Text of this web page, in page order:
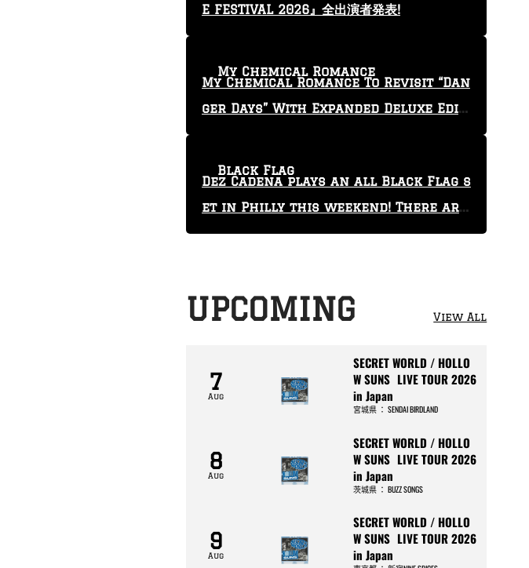
E FESTIVAL 2026』全出演者発表!
My Chemical Romance To Revisit “Dan
ger Days” With Expanded Deluxe Editi
My Chemical Romance
Dez Cadena plays an all Black Flag s
et in Philly this weekend! There are
only 29 tickets left!
Black Flag
UPCOMING View All
7
Aug
SECRET WORLD / HOLLO
W SUNS LIVE TOUR 2026
in Japan
宮城県： SENDAI BIRDLAND
8
Aug
SECRET WORLD / HOLLO
W SUNS LIVE TOUR 2026
in Japan
茨城県： BUZZ SONGS
9
Aug
SECRET WORLD / HOLLO
W SUNS LIVE TOUR 2026
in Japan